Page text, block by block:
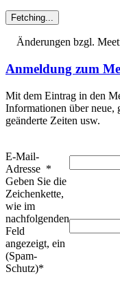
Fetching...
Änderungen bzgl.
Anmeldung zum
Mit dem Eintrag in den
Informationen über neue,
geänderte Zeiten usw.
E-Mail-
Adresse *
Geben Sie die
Zeichenkette,
wie im
nachfolgenden
Feld
angezeigt, ein
(Spam-
Schutz)*